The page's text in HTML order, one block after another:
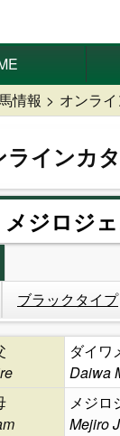
情報 オンラ
ラインカ
ジロジ
ブラックタイプ
ダイワ
Daiwa
メジロ
Mejiro